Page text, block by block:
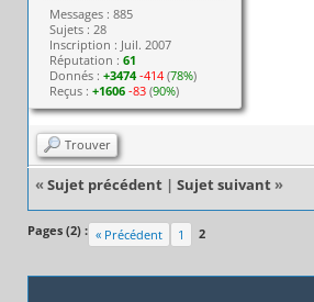
Messages : 885
Sujets : 28
Inscription : Juil. 2007
Réputation : 61
Donnés : +3474 -414(78%)
Reçus : +1606 -83(90%)
Trouver
« Sujet précédent | Sujet suivant »
Pages (2) : « Précédent 1 2